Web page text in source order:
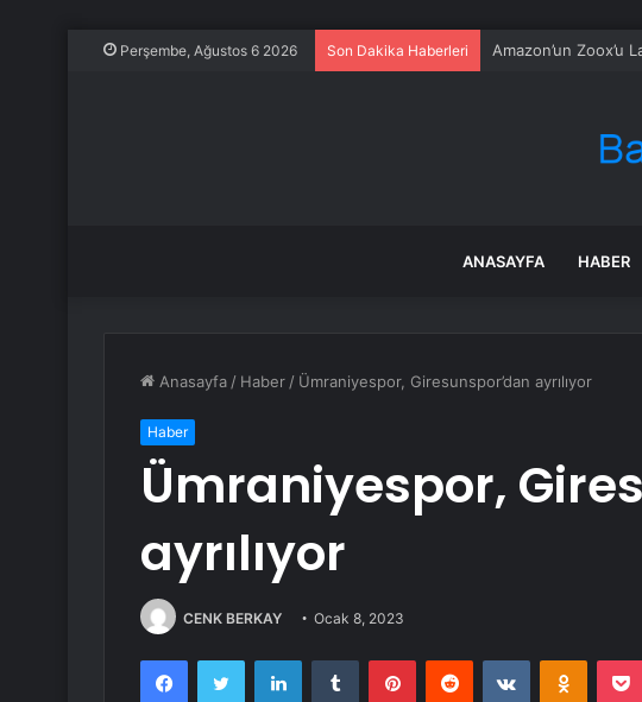
Perşembe, Ağustos 6 2026 Son Dakika Haberleri Amazon’un Zoox’u
ANASAYFA HABER
Anasayfa / Haber / Ümraniyespor, Giresunspor’dan ayrılıyor
Haber
Ümraniyespor,
ayrılıyor
CENK BERKAY Ocak 8, 2023
FacebookTwitter LinkedInTumblr PinterestReddit VKontakte